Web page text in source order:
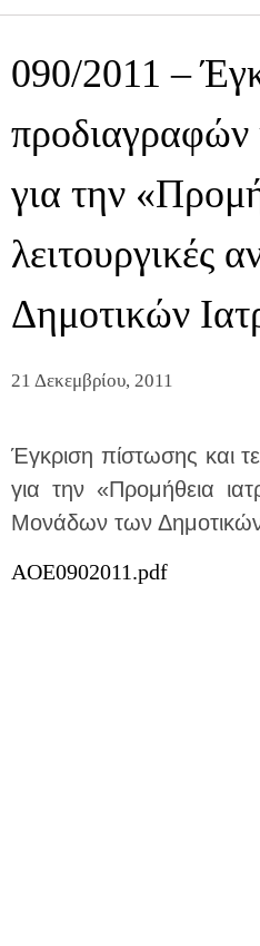
090/2011 –
προδιαγραφών
για την
λειτουργικές
Δημοτικών
21 Δεκεμβρίου, 2011
Έγκριση πίστωσης και
για την «Προμήθεια
Μονάδων των Δημοτικών
AOE0902011.pdf